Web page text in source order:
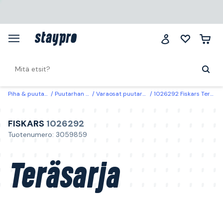
Piha & puutarha Puutarhan hoito Varaosat puutarhatyökalut 1026292 Fiskars Teräsarja sis. ruuvin
FISKARS 1026292
Tuotenumero: 3059859
Teräsarja